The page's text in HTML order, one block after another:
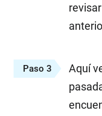
Paso 3
Aquí